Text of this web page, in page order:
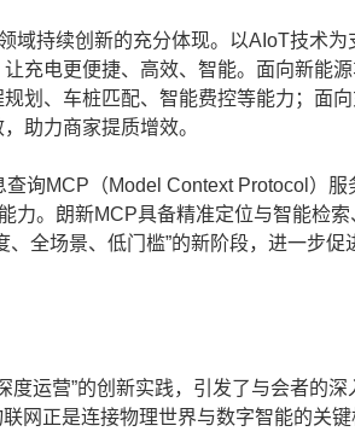
持续创新的充分体现。以AIoT技术为
充电更便捷、高效、智能。面向新能
划、车桩匹配、智能费控等能力；面
助力商家提质增效。
MCP（Model Context Protocol）服
力。朗新MCP具备精准定位与智能检
全场景、低门槛”的新阶段，进一步
营”的创新实践，引发了与会者的深
网正是连接物理世界与数字智能的关键